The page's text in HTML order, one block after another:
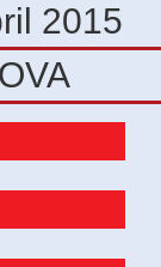
2015